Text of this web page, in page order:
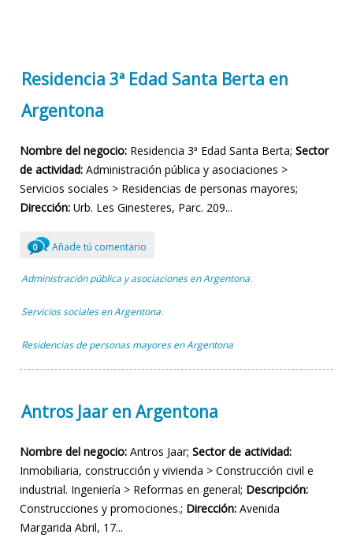
Residencia 3ª Edad Santa Berta en
Argentona
Nombre del negocio: Residencia 3ª Edad Santa Berta; Sector
de actividad: Administración pública y asociaciones >
Servicios sociales > Residencias de personas mayores;
Dirección: Urb. Les Ginesteres, Parc. 209...
0 Añade tú comentario
Administración pública y asociaciones en Argentona ,
Servicios sociales en Argentona ,
Residencias de personas mayores en Argentona
Antros Jaar en Argentona
Nombre del negocio: Antros Jaar; Sector de actividad:
Inmobiliaria, construcción y vivienda > Construcción civil e
industrial. Ingeniería > Reformas en general; Descripción:
Construcciones y promociones.; Dirección: Avenida
Margarida Abril, 17...